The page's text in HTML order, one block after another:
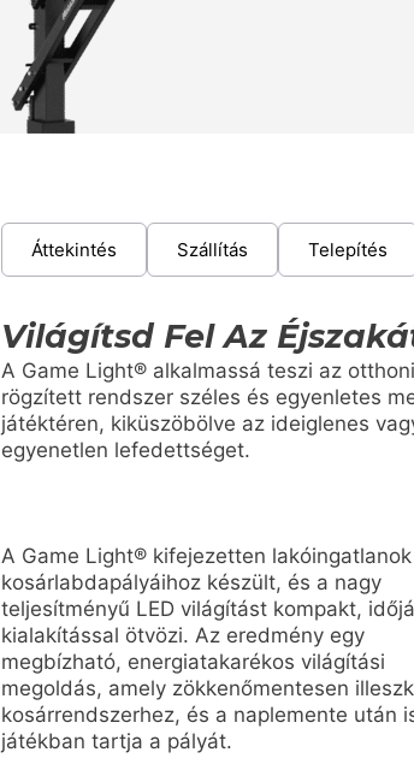
Áttekintés Szállítás Telepítés
Világítsd Fel Az
A Game Light® alkalmassá teszi az
rögzített rendszer széles és egyenletes
játéktéren, kiküszöbölve az ideiglenes
egyenetlen lefedettséget.
A Game Light® kifejezetten
kosárlabdapályáihoz készült, és a nagy
teljesítményű LED világítást kompakt,
kialakítással ötvözi. Az eredmény egy
megbízható, energiatakarékos világítási
megoldás, amely zökkenőmentesen
kosárrendszerhez, és a naplemente után
játékban tartja a pályát.